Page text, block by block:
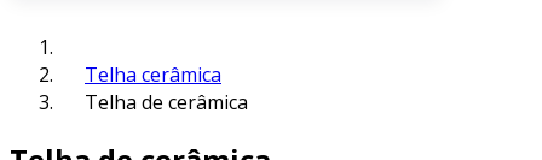
Telha cerâmica
Telha de cerâmica